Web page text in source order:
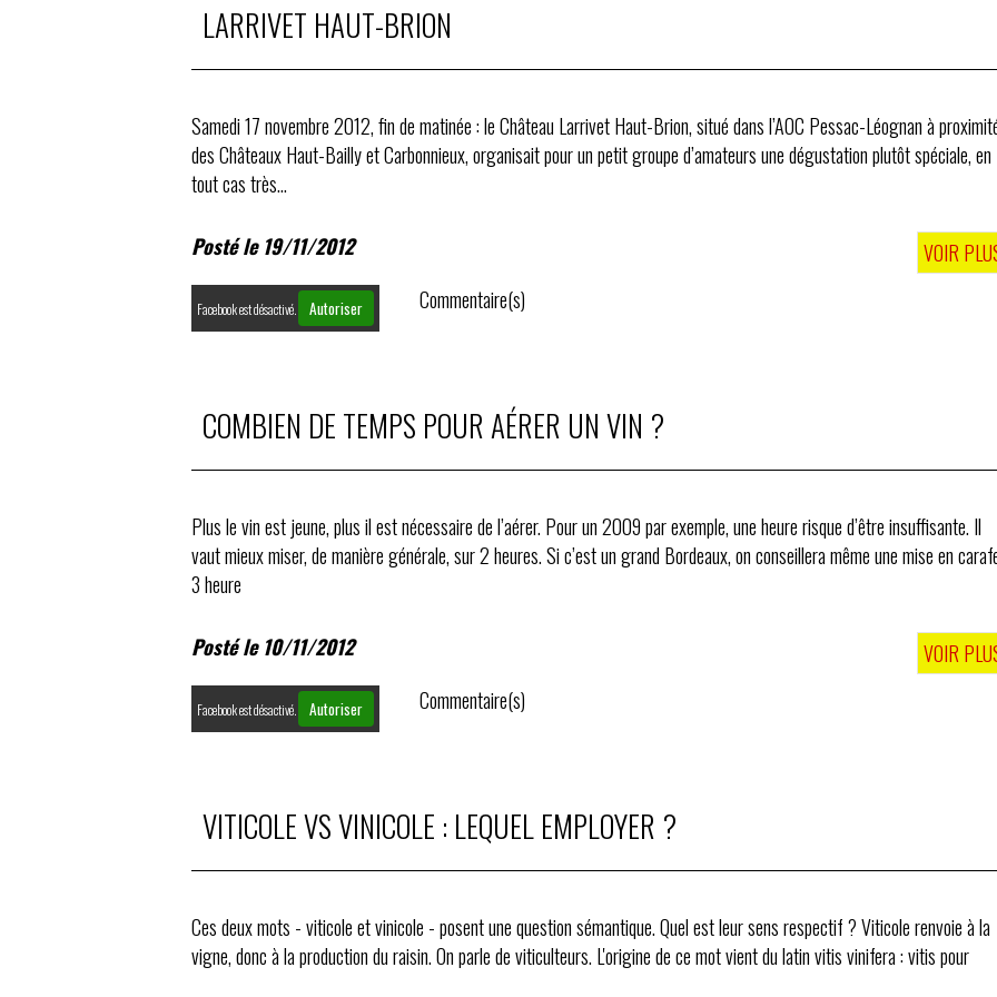
LARRIVET HAUT-BRION
Samedi 17 novembre 2012, fin de matinée : le Château Larrivet Haut-Brion, situé dans l’AOC Pessac-Léognan à
des Châteaux Haut-Bailly et Carbonnieux, organisait pour un petit groupe d’amateurs une dégustation plutôt spéciale, en
tout cas très...
Posté le 19/11/2012 VOIR
Facebook est désactivé. Autoriser Commentaire(s)
COMBIEN DE TEMPS POUR AÉRER UN VIN ?
Plus le vin est jeune, plus il est nécessaire de l’aérer. Pour un 2009 par exemple, une heure risque d’être insuffisante. Il
vaut mieux miser, de manière générale, sur 2 heures. Si c’est un grand Bordeaux, on conseillera même une mise en carafe
3 heure
Posté le 10/11/2012 VOIR
Facebook est désactivé. Autoriser Commentaire(s)
VITICOLE VS VINICOLE : LEQUEL EMPLOYER ?
Ces deux mots - viticole et vinicole - posent une question sémantique. Quel est leur sens respectif ? Viticole renvoie à la
vigne, donc à la production du raisin. On parle de viticulteurs. L'origine de ce mot vient du latin vitis vinifera : vitis pour